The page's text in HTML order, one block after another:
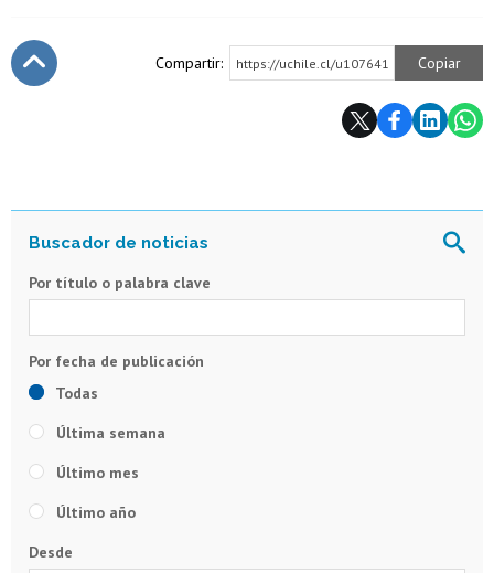
Compartir: https://uchile.cl/u107641 Copiar
Por título o palabra clave
Todas
Última semana
Último mes
Último año
Desde